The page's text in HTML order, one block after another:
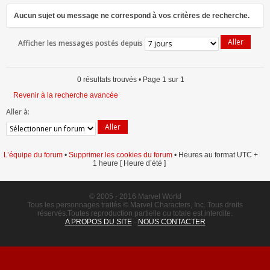
0 résultats trouvés • Page1sur
Aucun sujet ou message ne correspond à vos critères de recherche.
Afficher les messages postés depuis
0 résultats trouvés • Page 1 sur 1
Revenir à la recherche avancée
Aller à:
L’équipe du forum• Supprimer les cookies du forum• Heures au format UTC +
1 heure [ Heure d’été ]
© 2005 - 2016 Marvel World
Tous les personnages traités © Marvel Characters, Inc. Tous droits
réservés.Toutes reproduction partielle ou totale est interdite.
A PROPOS DU SITE- NOUS CONTACTER